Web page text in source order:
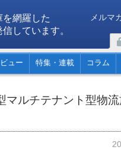
網羅した
しています。
メルマ
ュー 特集・連載 コラム
ルチテナント型物